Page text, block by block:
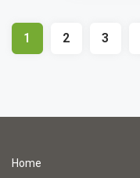
1 2 3
Home